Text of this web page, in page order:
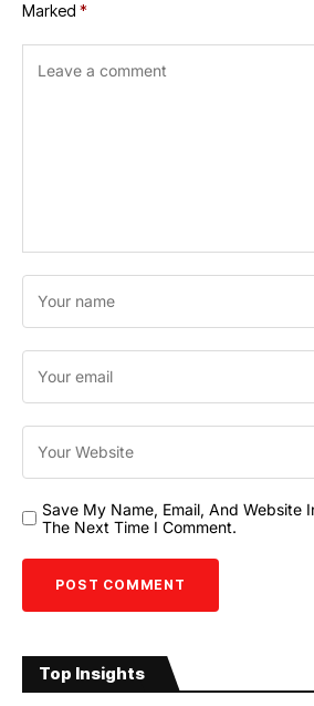
Marked *
Save My Name, Email, And Website
The Next Time I Comment.
Top Insights